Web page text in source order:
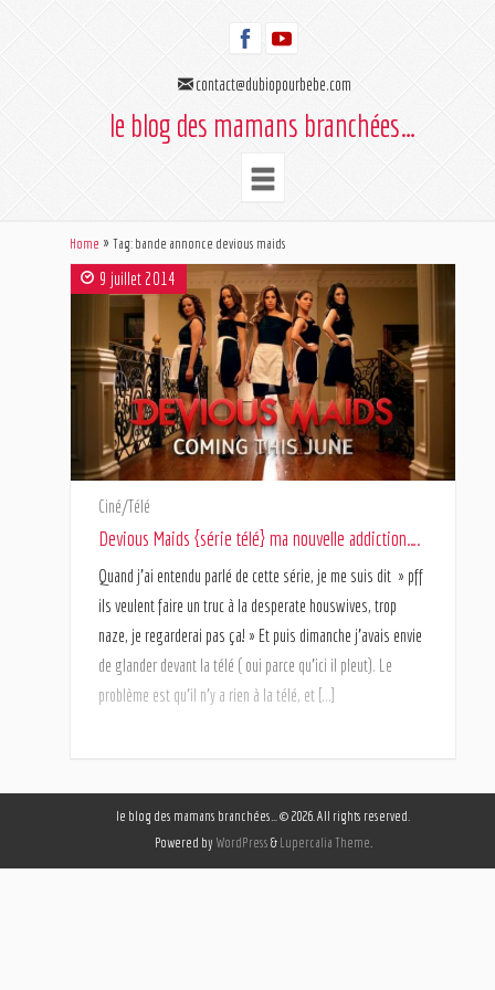
contact@dubiopourbebe.com
le blog des mamans branchées…
Home Tag: bande annonce devious maids
9 juillet 2014
Ciné/Télé
Devious Maids {série télé} ma nouvelle addiction….
Quand j’ai entendu parlé de cette série, je me suis dit » pff
ils veulent faire un truc à la desperate houswives, trop
naze, je regarderai pas ça! » Et puis dimanche j’avais envie
de glander devant la télé ( oui parce qu’ici il pleut). Le
problème est qu’il n’y a rien à la télé, et […]
le blog des mamans branchées… © 2026. All rights reserved.
Powered by WordPress & Lupercalia Theme.